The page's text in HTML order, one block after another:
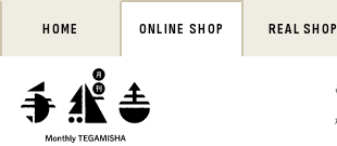
HOME ONLINE SHOP REAL SHOP